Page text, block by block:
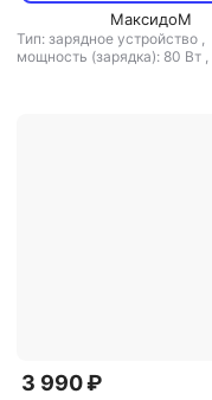
МаксидоМ
Тип: зарядное устройство ,
мощность (зарядка): 80 Вт ,
3 990 ₽